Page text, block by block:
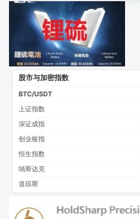
广告2
股市与加密指数
BTC/USDT
上证指数
深证成指
创业板指
恒生指数
纳斯达克
道琼斯